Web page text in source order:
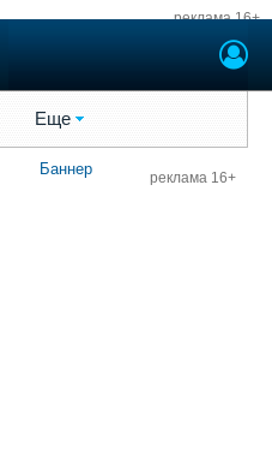
реклама 16+
Еще
реклама 16+